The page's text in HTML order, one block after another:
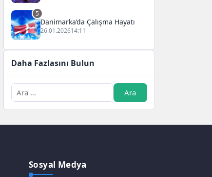
5
Danimarka’da Çalışma Hayatı
26.01.202614:11
Daha Fazlasını Bulun
Sosyal Medya